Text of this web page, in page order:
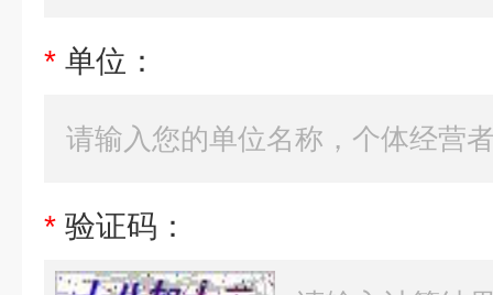
* 单位：
* 验证码：